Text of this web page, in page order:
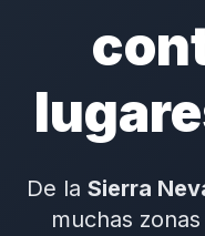
De la Sierra
muchas